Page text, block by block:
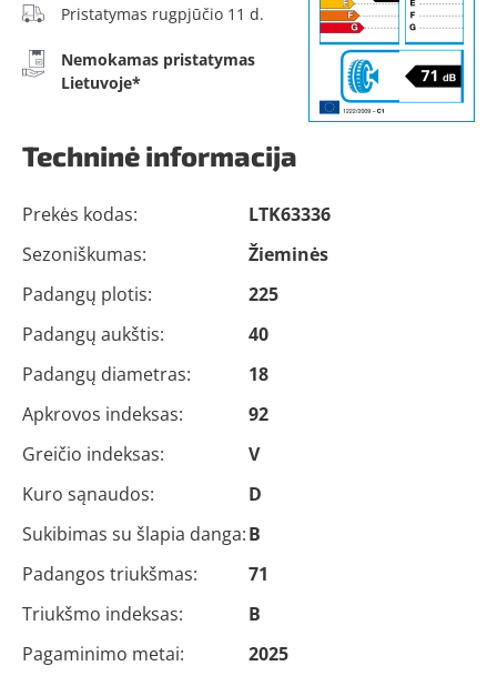
Pristatymas rugpjūčio 11 d.
Nemokamas pristatymas
Lietuvoje*
Techninė informacija
Prekės kodas:
LTK63336
Sezoniškumas:
Žieminės
Padangų plotis:
225
Padangų aukštis:
40
Padangų diametras:
18
Apkrovos indeksas:
92
Greičio indeksas:
V
Kuro sąnaudos:
D
Sukibimas su šlapia danga:B
Padangos triukšmas:
71
Triukšmo indeksas:
B
Pagaminimo metai:
2025